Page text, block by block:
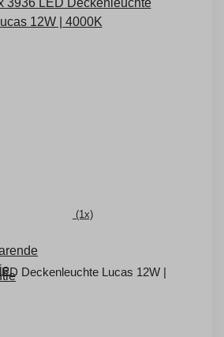
(1x)
Deckenleuchte Lucas 12W |